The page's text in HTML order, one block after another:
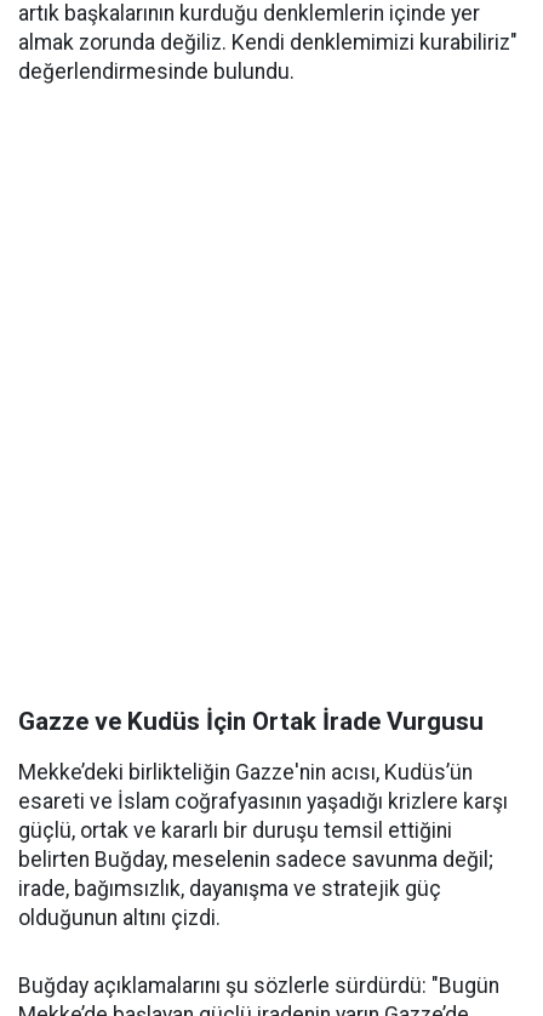
artık başkalarının kurduğu denklemlerin içinde yer
almak zorunda değiliz. Kendi denklemimizi kurabiliriz"
değerlendirmesinde bulundu.
Gazze ve Kudüs İçin Ortak İrade Vurgusu
Mekke’deki birlikteliğin Gazze'nin acısı, Kudüs’ün
esareti ve İslam coğrafyasının yaşadığı krizlere karşı
güçlü, ortak ve kararlı bir duruşu temsil ettiğini
belirten Buğday, meselenin sadece savunma değil;
irade, bağımsızlık, dayanışma ve stratejik güç
olduğunun altını çizdi.
Buğday açıklamalarını şu sözlerle sürdürdü: "Bugün